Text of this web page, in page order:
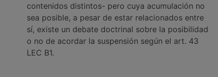
contenidos distintos- pero cuya acumulación no
sea posible, a pesar de estar relacionados entre
sí, existe un debate doctrinal sobre la posibilidad
o no de acordar la suspensión según el art. 43
LEC B1.